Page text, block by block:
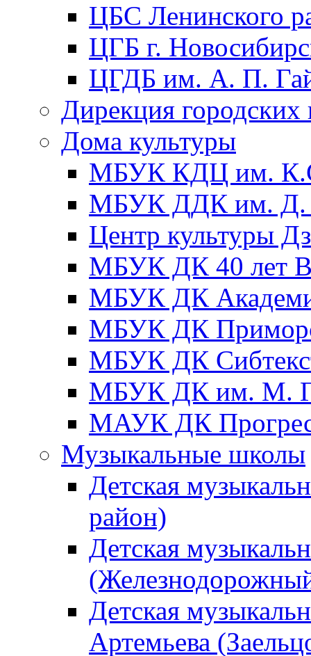
ЦБС Ленинского
ЦГБ г.
ЦГДБ им. А. П.
Дирекция городских
Дома культуры
МБУК КДЦ им.
МБУК ДДК им. Д.
Центр культуры
МБУК ДК 40 лет
МБУК ДК
МБУК ДК
МБУК ДК
МБУК ДК им. М.
МАУК ДК
Музыкальные школы
Детская
район)
Детская
Детская
Артемьева